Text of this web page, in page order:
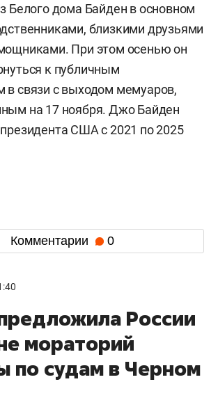
Белого дома Байден в основном
близкими друзьями
При этом осенью он
к публичным
в связи с выходом мемуаров,
на 17 ноября. Джо Байден
США с 2021 по 2025
Комментарии 0
России
мораторий
по судам в Черном